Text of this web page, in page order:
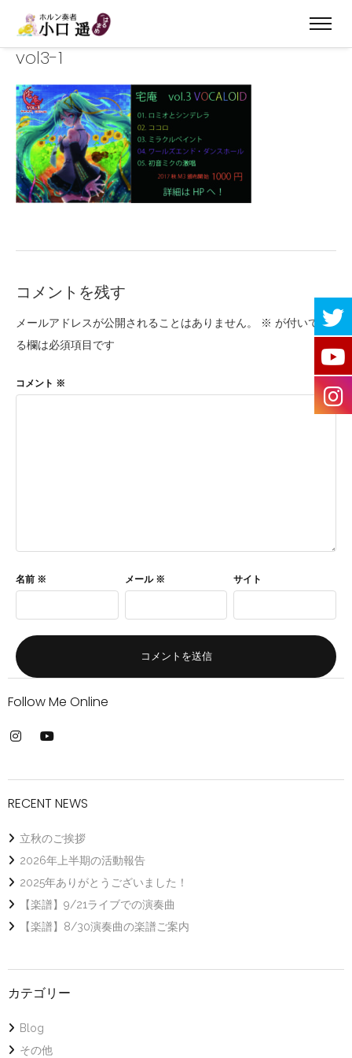
vol3-1
コメントを残す
メールアドレスが公開されることはありません。 ※ が付いてい
る欄は必須項目です
コメント ※
名前 ※ メール ※ サイト
Follow Me Online
RECENT NEWS
立秋のご挨拶
2026年上半期の活動報告
2025年ありがとうございました！
【楽譜】9/21ライブでの演奏曲
【楽譜】8/30演奏曲の楽譜ご案内
カテゴリー
Blog
その他